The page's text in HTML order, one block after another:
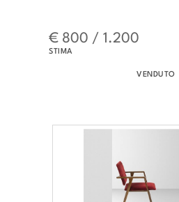
€ 800 / 1.200
STIMA
VENDUTO